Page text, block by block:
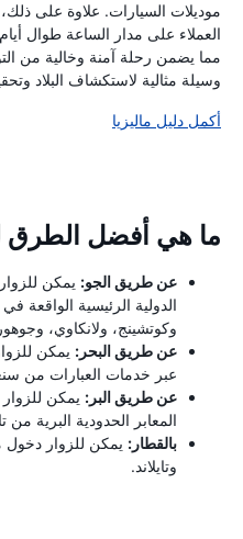
موديلات السيارات. علاوة على
العملاء على مدار الساعة طوال
مما يضمن رحلة آمنة وخالية من
وسيلة مثالية لاستكشاف البلاد
أكمل دليل ماليزيا
ما هي أفضل الطرق
عن طريق الجو: يمكن
الدولية الرئيسية الواقعة في
وكوتشينج، ولانكاوي،
عن طريق البحر: يمكن
عبر خدمات العبارات من
عن طريق البر: يمكن
المعابر الحدودية البرية من
بالقطار: يمكن للزوار دخول
وتايلاند.